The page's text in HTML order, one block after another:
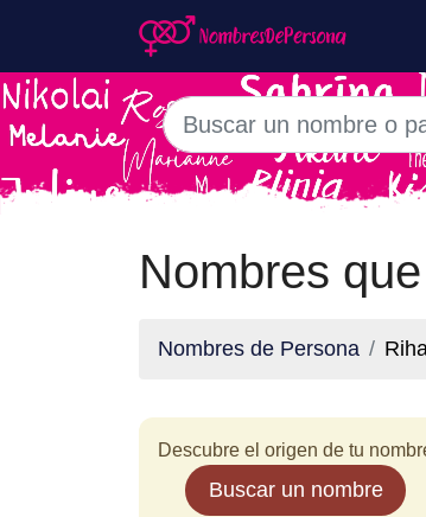
Nombres
Nombres de Persona
Descubre el origen de tu
Buscar un nombre